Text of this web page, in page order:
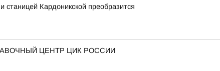
Кардоникской преобразится
ЦЕНТР ЦИК РОССИИ